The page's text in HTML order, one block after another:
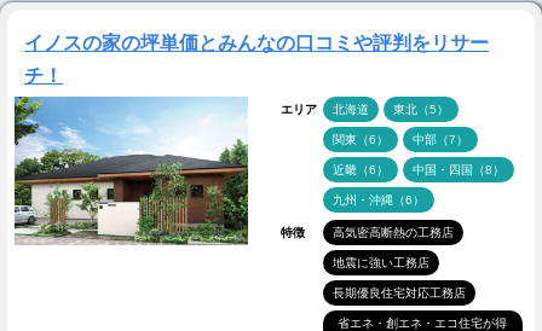
イノスの家の坪単価とみんなの口コミや評判をリサー
チ！
エリア 北海道 東北（5）
関東（6） 中部（7）
近畿（6） 中国・四国（8）
九州・沖縄（6）
特徴 高気密高断熱の工務店
地震に強い工務店
長期優良住宅対応工務店
省エネ・創エネ・エコ住宅が得